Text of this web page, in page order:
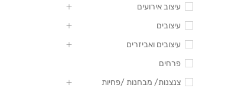
עיצוב אירועים
עיצובים
עיצובים ואביזרים
פרחים
צנצנות/ מבחנות /פחיות